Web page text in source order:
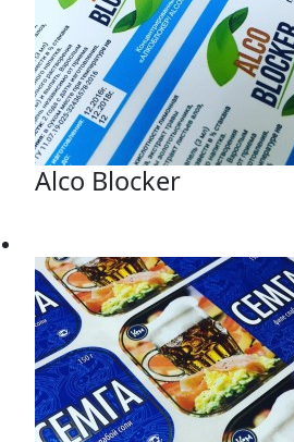
Alco Blocker